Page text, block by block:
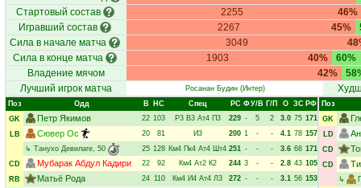
Стартовый состав
2255
46%
Игравший состав
2267 45%
Сила в начале матча
3049
Сила в конце матча
1903 40%
60%
Владение мячом
42%
Лучший игрок матча
Росанан Будин(Интер)
Поз Одд В НC Спец РC ФУ/В Г/П О ЗС РФ
GK
Петр Якимов 22 103 Р3 В3 Ат4 П3 229 - 5 2 3.0 75 171
LB
Сювер Ос 20 81 И3 200 1 - - 4.1 78 157
↳ Танухо Девилаге, 50 25 128 Км4 Пк4 Ат4 Шт4 251 - - - 3.6 68 171
CD
Мубарак Абдул Кадири 22 92 Км4 Ат2 К2 244 3 - - 2.8 43 105
RB
Матьё Рода 24 110 Км4 И4 Ат4 Л3 272 - - - 3.1 56 153
Поз
GK
LD
CD
CD
↳